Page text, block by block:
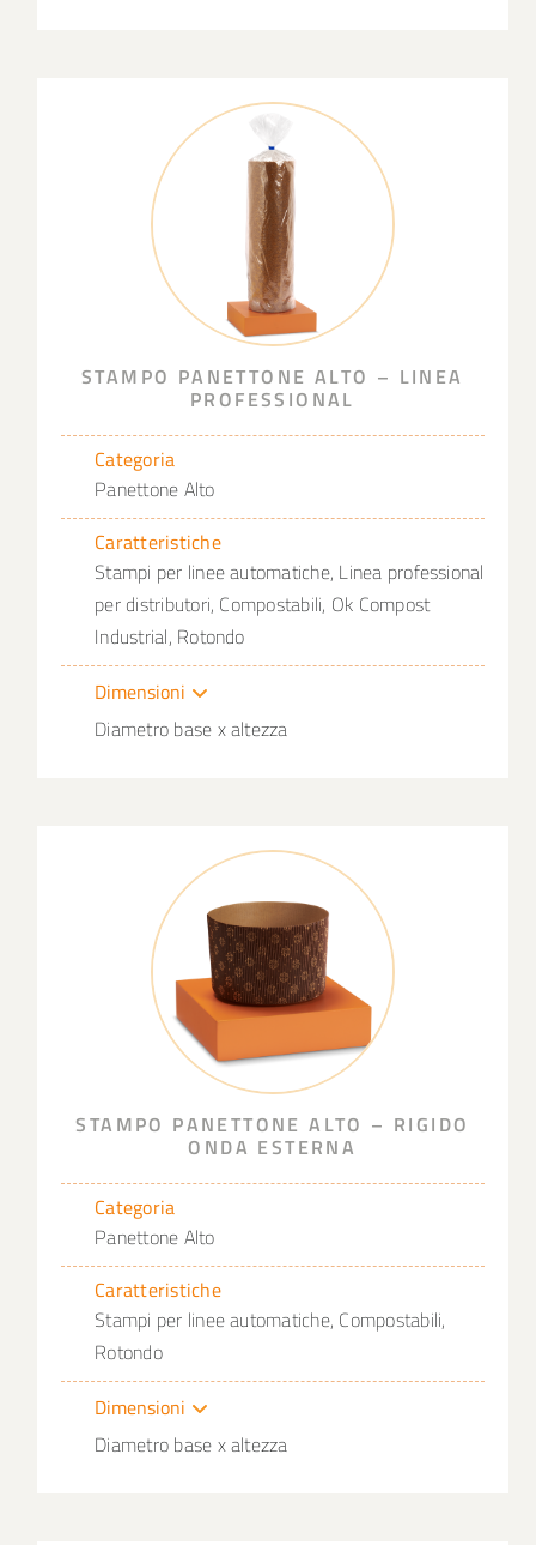
STAMPO PANETTONE ALTO – LINEA
PROFESSIONAL
Categoria
Panettone Alto
Caratteristiche
Stampi per linee automatiche, Linea professional
per distributori, Compostabili, Ok Compost
Industrial, Rotondo
Dimensioni
Diametro base x altezza
STAMPO PANETTONE ALTO – RIGIDO
ONDA ESTERNA
Categoria
Panettone Alto
Caratteristiche
Stampi per linee automatiche, Compostabili,
Rotondo
Dimensioni
Diametro base x altezza